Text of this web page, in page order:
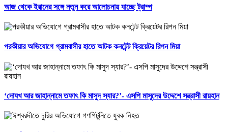
আজ থেকে ইরানের সঙ্গে নতুন করে আলোচনায় যাচ্ছে ট্রাম্প
পরকীয়ার অভিযোগে গ্রামবাসীর হাতে আটক কনটেন্ট ক্রিয়েটর রিপন মিয়া
‘দোযখ আর জাহান্নামে তফাৎ কি মাসুদ স্যার?’- এসপি মাসুদের উদ্দেশে সন্ত্রাসী রায়হান